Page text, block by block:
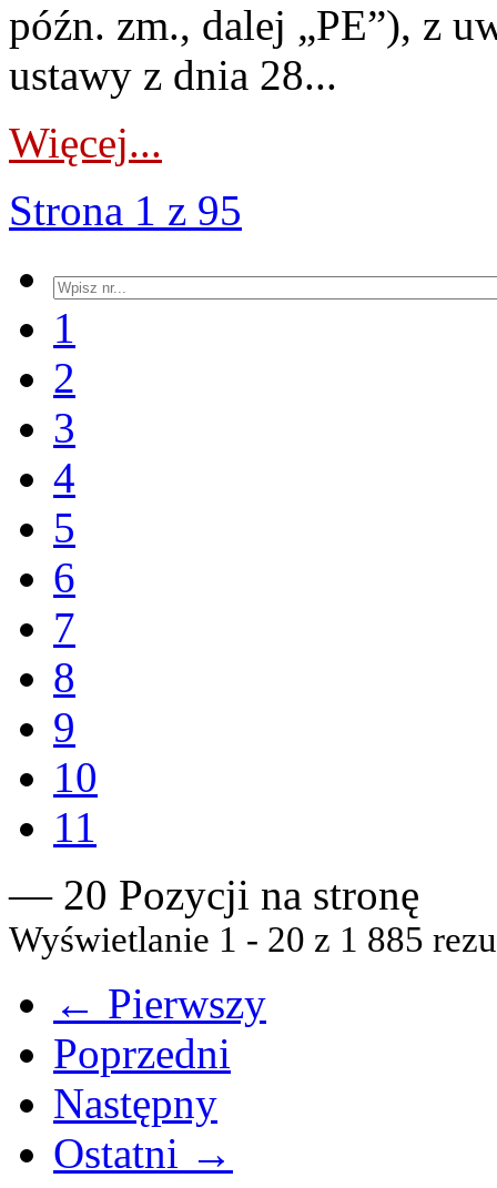
późn. zm., dalej „PE”), z
ustawy z dnia 28...
Więcej...
Strona 1 z 95
1
2
3
4
5
6
7
8
9
10
11
— 20 Pozycji na stronę
Wyświetlanie 1 - 20 z 1 885
← Pierwszy
Poprzedni
Następny
Ostatni →